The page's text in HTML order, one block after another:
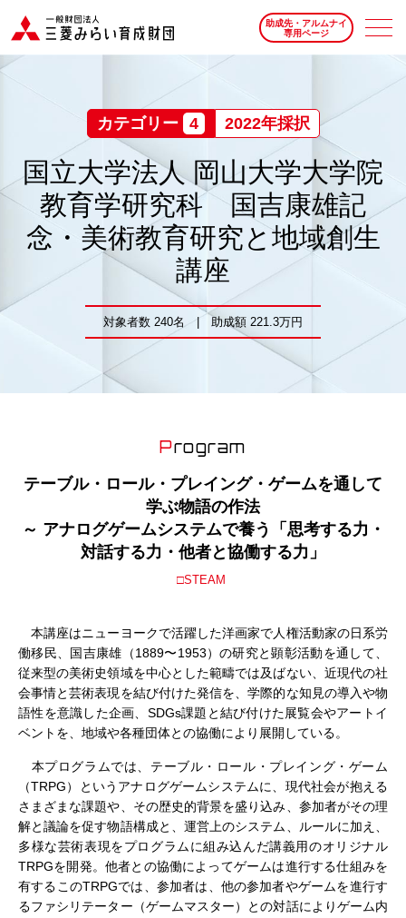
助成先・アルムナイ
専用ページ
カテゴリー 4 2022年採択
国立大学法人 岡山大学大学院
教育学研究科 国吉康雄記
念・美術教育研究と地域創生
講座
対象者数 240名 | 助成額 221.3万円
Program
テーブル・ロール・プレイング・ゲームを通して
学ぶ物語の作法
～ アナログゲームシステムで養う「思考する力・
対話する力・他者と協働する力」
□STEAM
本講座はニューヨークで活躍した洋画家で人権活動家の日系労
働移民、国吉康雄（1889〜1953）の研究と顕彰活動を通して、
従来型の美術史領域を中心とした範疇では及ばない、近現代の社
会事情と芸術表現を結び付けた発信を、学際的な知見の導入や物
語性を意識した企画、SDGs課題と結び付けた展覧会やアートイ
ベントを、地域や各種団体との協働により展開している。
本プログラムでは、テーブル・ロール・プレイング・ゲーム
（TRPG）というアナログゲームシステムに、現代社会が抱える
さまざまな課題や、その歴史的背景を盛り込み、参加者がその理
解と議論を促す物語構成と、運営上のシステム、ルールに加え、
多様な芸術表現をプログラムに組み込んだ講義用のオリジナル
TRPGを開発。他者との協働によってゲームは進行する仕組みを
有するこのTRPGでは、参加者は、他の参加者やゲームを進行す
るファシリテーター（ゲームマスター）との対話によりゲーム内